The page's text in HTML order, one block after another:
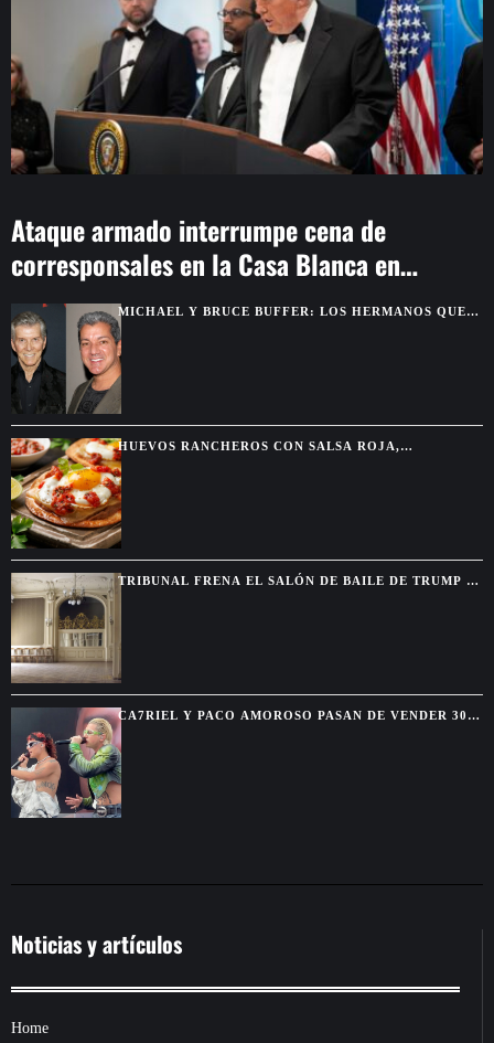
Ataque armado interrumpe cena de
corresponsales en la Casa Blanca en
WashingtonMICHAEL Y BRUCE BUFFER: LOS HERMANOS QUE
SE DESCUBRIERON GRACIAS A UNA PELEA POR
TELEVISIÓN
HUEVOS RANCHEROS CON SALSA ROJA,
TORTILLAS DORADAS Y SABOR DE DESAYUNO
MEXICANO
TRIBUNAL FRENA EL SALÓN DE BAILE DE TRUMP Y
CA7RIEL Y PACO AMOROSO PASAN DE VENDER 300
BOLETOS A REUNIR 15.000 FANS EN MÉXICO
Noticias y artículos
Home